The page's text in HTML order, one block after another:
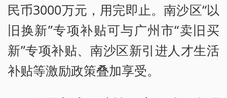
民币3000万元，用完即止。南沙区“以
旧换新”专项补贴可与广州市“卖旧买
新”专项补贴、南沙区新引进人才生活
补贴等激励政策叠加享受。